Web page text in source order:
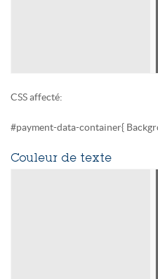
CSS affecté:
#payment-data-container{
Couleur de texte